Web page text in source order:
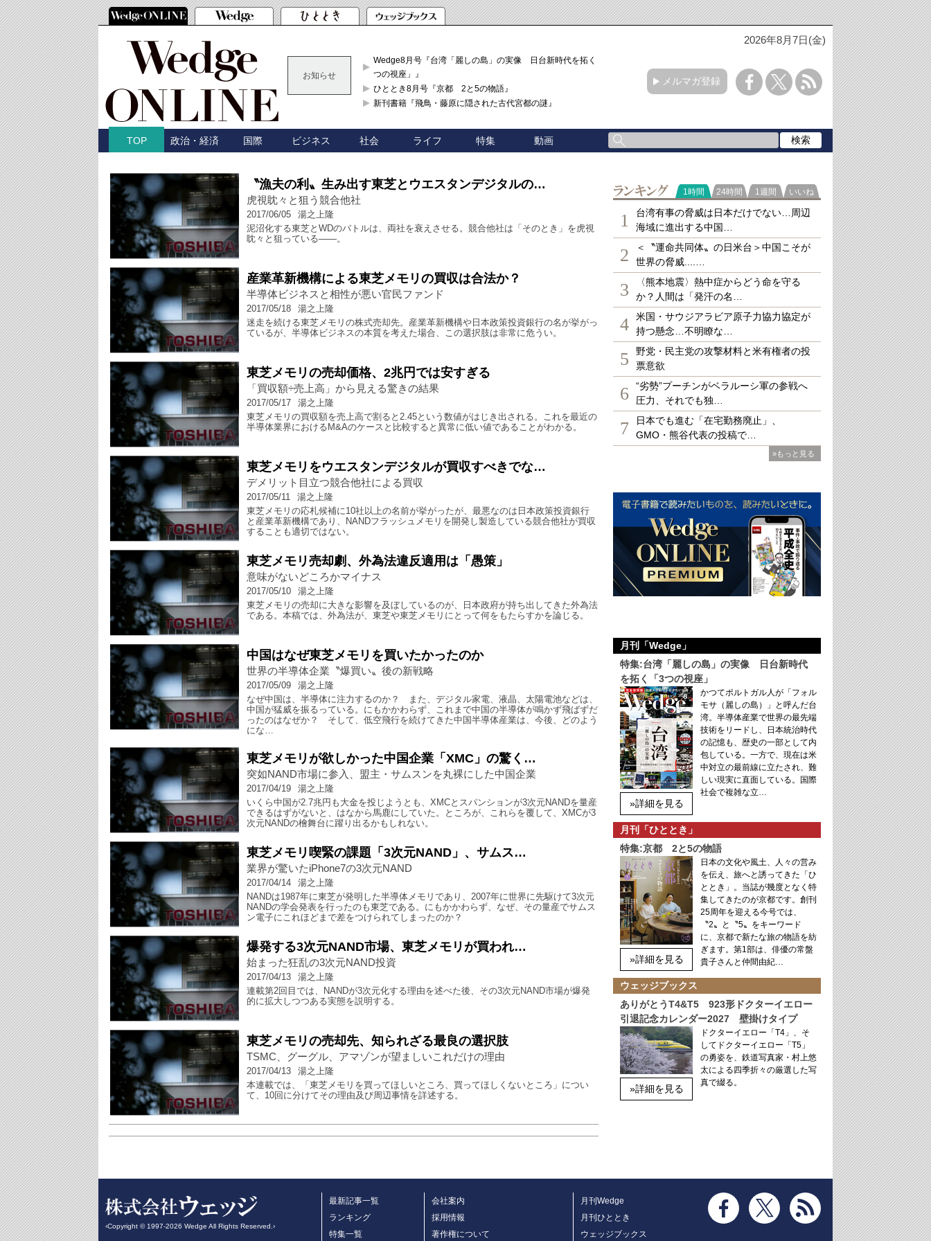
2026年8月7日(金)
お知らせ
Wedge8月号『台湾「麗しの島」の実像 日台新時代を拓く「3
つの視座」』
ひととき8月号『京都 2と5の物語』
新刊書籍『飛鳥・藤原に隠された古代宮都の謎』
メルマガ登録
TOP 政治・経済 国際 ビジネス 社会 ライフ 特集 動画
〝漁夫の利〟生み出す東芝とウエスタンデジタルの…
虎視眈々と狙う競合他社
2017/06/05
湯之上隆
泥沼化する東芝とWDのバトルは、両社を衰えさせる。競合他社は「そのとき」を虎視
眈々と狙っている――。
産業革新機構による東芝メモリの買収は合法か？
半導体ビジネスと相性が悪い官民ファンド
2017/05/18
湯之上隆
迷走を続ける東芝メモリの株式売却先。産業革新機構や日本政策投資銀行の名が挙がっ
ているが、半導体ビジネスの本質を考えた場合、この選択肢は非常に危うい。
東芝メモリの売却価格、2兆円では安すぎる
「買収額÷売上高」から見える驚きの結果
2017/05/17
湯之上隆
東芝メモリの買収額を売上高で割ると2.45という数値がはじき出される。これを最近の
半導体業界におけるM&Aのケースと比較すると異常に低い値であることがわかる。
東芝メモリをウエスタンデジタルが買収すべきでな…
デメリット目立つ競合他社による買収
2017/05/11
湯之上隆
東芝メモリの応札候補に10社以上の名前が挙がったが、最悪なのは日本政策投資銀行
と産業革新機構であり、NANDフラッシュメモリを開発し製造している競合他社が買収
することも適切ではない。
東芝メモリ売却劇、外為法違反適用は「愚策」
意味がないどころかマイナス
2017/05/10
湯之上隆
東芝メモリの売却に大きな影響を及ぼしているのが、日本政府が持ち出してきた外為法
である。本稿では、外為法が、東芝や東芝メモリにとって何をもたらすかを論じる。
中国はなぜ東芝メモリを買いたかったのか
世界の半導体企業〝爆買い〟後の新戦略
2017/05/09
湯之上隆
なぜ中国は、半導体に注力するのか？ また、デジタル家電、液晶、太陽電池などは、
中国が猛威を振るっている。にもかかわらず、これまで中国の半導体が鳴かず飛ばずだ
ったのはなぜか？ そして、低空飛行を続けてきた中国半導体産業は、今後、どのよう
にな…
東芝メモリが欲しかった中国企業「XMC」の驚く…
突如NAND市場に参入、盟主・サムスンを丸裸にした中国企業
2017/04/19
湯之上隆
いくら中国が2.7兆円も大金を投じようとも、XMCとスパンションが3次元NANDを量産
できるはずがないと、はなから馬鹿にしていた。ところが、これらを覆して、XMCが3
次元NANDの檜舞台に躍り出るかもしれない。
東芝メモリ喫緊の課題「3次元NAND」、サムス…
業界が驚いたiPhone7の3次元NAND
2017/04/14
湯之上隆
NANDは1987年に東芝が発明した半導体メモリであり、2007年に世界に先駆けて3次元
NANDの学会発表を行ったのも東芝である。にもかかわらず、なぜ、その量産でサムス
ン電子にこれほどまで差をつけられてしまったのか？
爆発する3次元NAND市場、東芝メモリが買われ…
始まった狂乱の3次元NAND投資
2017/04/13
湯之上隆
連載第2回目では、NANDが3次元化する理由を述べた後、その3次元NAND市場が爆発
的に拡大しつつある実態を説明する。
東芝メモリの売却先、知られざる最良の選択肢
TSMC、グーグル、アマゾンが望ましいこれだけの理由
2017/04/13
湯之上隆
本連載では、「東芝メモリを買ってほしいところ、買ってほしくないところ」につい
て、10回に分けてその理由及び周辺事情を詳述する。
ランキング
1時間 24時間 1週間 いいね
1
台湾有事の脅威は日本だけでない…周辺
海域に進出する中国…
2
＜〝運命共同体〟の日米台＞中国こそが
世界の脅威....…
3
〈熊本地震〉熱中症からどう命を守る
か？人間は「発汗の名…
4
米国・サウジアラビア原子力協力協定が
持つ懸念…不明瞭な…
5
野党・民主党の攻撃材料と米有権者の投
票意欲
6
“劣勢”プーチンがベラルーシ軍の参戦へ
圧力、それでも独…
7
日本でも進む「在宅勤務廃止」、
GMO・熊谷代表の投稿で…
»もっと見る
月刊「Wedge」
特集:台湾「麗しの島」の実像 日台新時代
を拓く「3つの視座」
»詳細を見る
かつてポルトガル人が「フォル
モサ（麗しの島）」と呼んだ台
湾。半導体産業で世界の最先端
技術をリードし、日本統治時代
の記憶も、歴史の一部として内
包している。一方で、現在は米
中対立の最前線に立たされ、難
しい現実に直面している。国際
社会で複雑な立…
月刊「ひととき」
特集:京都 2と5の物語
»詳細を見る
日本の文化や風土、人々の営み
を伝え、旅へと誘ってきた「ひ
ととき」。当誌が幾度となく特
集してきたのが京都です。創刊
25周年を迎える今号では、
〝2〟と〝5〟をキーワード
に、京都で新たな旅の物語を紡
ぎます。第1部は、俳優の常盤
貴子さんと仲間由紀…
ウェッジブックス
ありがとうT4&T5 923形ドクターイエロー
引退記念カレンダー2027 壁掛けタイプ
»詳細を見る
ドクターイエロー「T4」、そ
してドクターイエロー「T5」
の勇姿を、鉄道写真家・村上悠
太による四季折々の厳選した写
真で綴る。
‹Copyright © 1997-2026 Wedge All Rights Reserved.›
最新記事一覧
ランキング
特集一覧
会社案内
採用情報
著作権について
月刊Wedge
月刊ひととき
ウェッジブックス